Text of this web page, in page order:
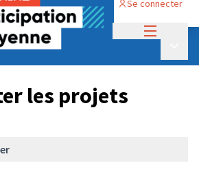
Se connecter
2024
déposés
les projets